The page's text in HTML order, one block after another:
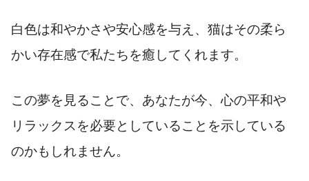
白色は和やかさや安心感を与え、猫はその柔ら
かい存在感で私たちを癒してくれます。
この夢を見ることで、あなたが今、心の平和や
リラックスを必要としていることを示している
のかもしれません。